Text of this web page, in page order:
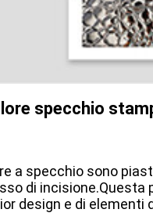
specchio
a specchio sono
di
design e di elementi